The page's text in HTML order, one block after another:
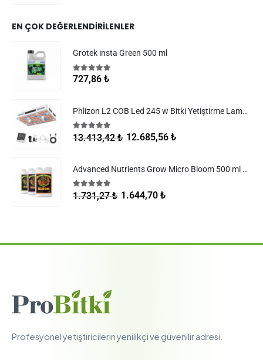
EN ÇOK DEĞERLENDIRILENLER
Grotek insta Green 500 ml
5.00 5 üzerinden
727,86 ₺
Phlizon L2 COB Led 245 w Bitki Yetiştirme Lambası
5.005 üzerinden
13.413,42₺ 12.685,56 ₺
Advanced Nutrients Grow Micro Bloom 500 ml Set
5.005 üzerinden
1.731,27₺ 1.644,70 ₺
Profesyonel yetiştiricilerin yenilikçi ve güvenilir adresi.